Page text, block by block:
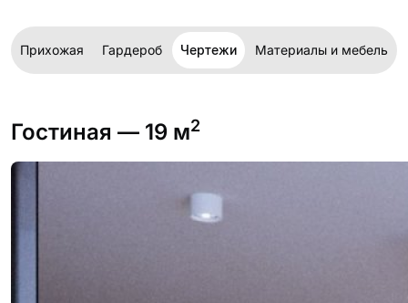
Прихожая Гардероб Чертежи Материалы и мебель
Гостиная — 19 м2